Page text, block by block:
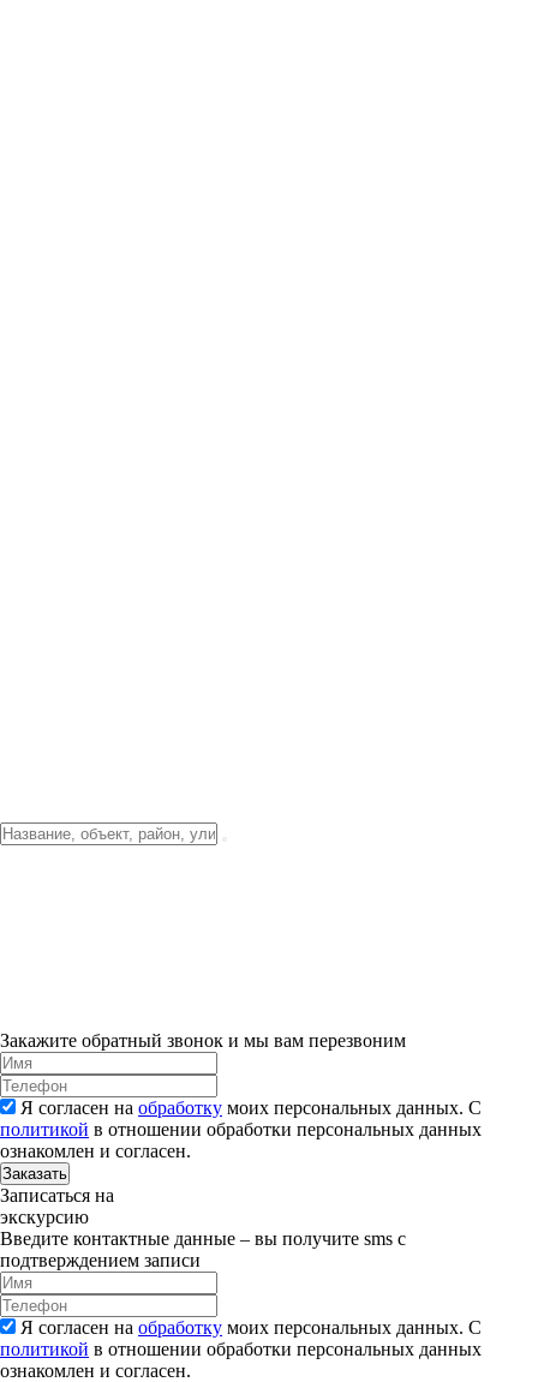
Закажите обратный звонок и мы вам перезвоним
Я согласен на обработку моих персональных данных. С
политикой в отношении обработки персональных данных
ознакомлен и согласен.
Заказать
Записаться на
экскурсию
Введите контактные данные – вы получите sms с
подтверждением записи
Я согласен на обработку моих персональных данных. С
политикой в отношении обработки персональных данных
ознакомлен и согласен.